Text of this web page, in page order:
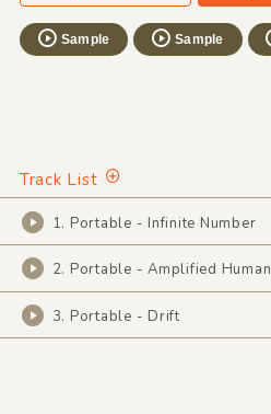
Sample Sample
Track List
1. Portable - Infinite Number
2. Portable - Amplified Human
3. Portable - Drift